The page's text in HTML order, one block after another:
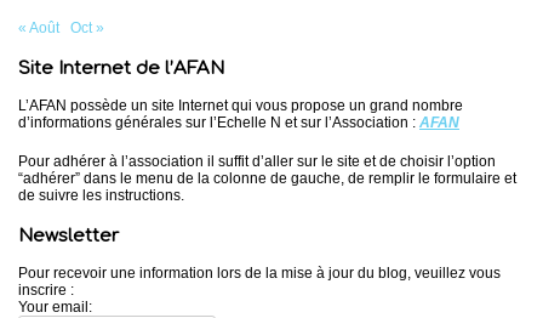
« Août Oct »
Site Internet de l’AFAN
L’AFAN possède un site Internet qui vous propose un grand nombre
d’informations générales sur l’Echelle N et sur l’Association : AFAN
Pour adhérer à l’association il suffit d’aller sur le site et de choisir l’option
“adhérer” dans le menu de la colonne de gauche, de remplir le formulaire et
de suivre les instructions.
Newsletter
Pour recevoir une information lors de la mise à jour du blog, veuillez vous
inscrire :
Your email: